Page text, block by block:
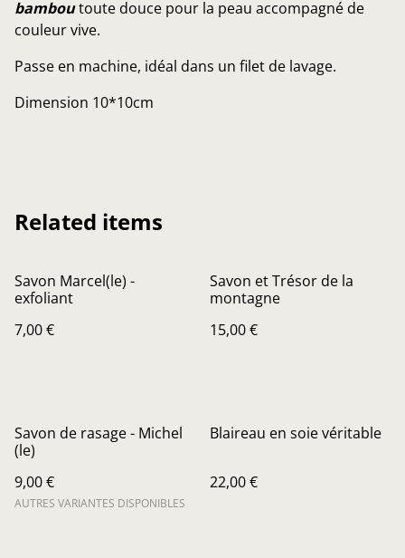
bamboutoute douce pour la peau accompagné de
couleur vive.
Passe en machine, idéal dans un filet de lavage.
Dimension 10*10cm
Related items
Savon Marcel(le) -
exfoliant
7,00 €
Savon et Trésor de la
montagne
15,00 €
Savon de rasage - Michel
(le)
9,00 €
AUTRES VARIANTES DISPONIBLES
Blaireau en soie véritable
22,00 €